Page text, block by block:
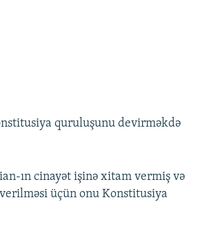
quruluşunu devirməkdə
ın cinayət işinə xitam vermiş və
üçün onu Konstitusiya